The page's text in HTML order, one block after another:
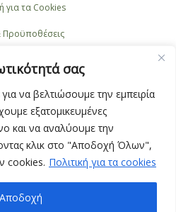
σας
να βελτιώσουμε την εμπειρία
εξατομικευμένες
και να αναλύουμε την
κλικ στο "Αποδοχή Όλων",
cookies. Πολιτική για τα cookies
Αποδοχή
για τα Cookies
Προϋποθέσεις
| All Rights Reserved